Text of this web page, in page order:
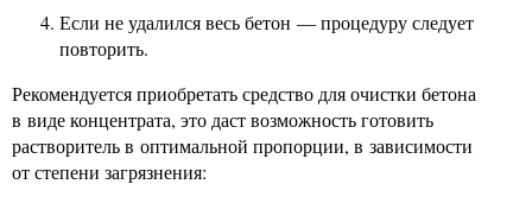
Если не удалился весь бетон — процедуру следует
повторить.
Рекомендуется приобретать средство для очистки бетона
в виде концентрата, это даст возможность готовить
растворитель в оптимальной пропорции, в зависимости
от степени загрязнения: